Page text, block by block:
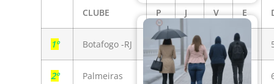
CLUBE P J V E
1º Botafogo -RJ 64 31 19 7
2º Palmeiras 61 31 18 7